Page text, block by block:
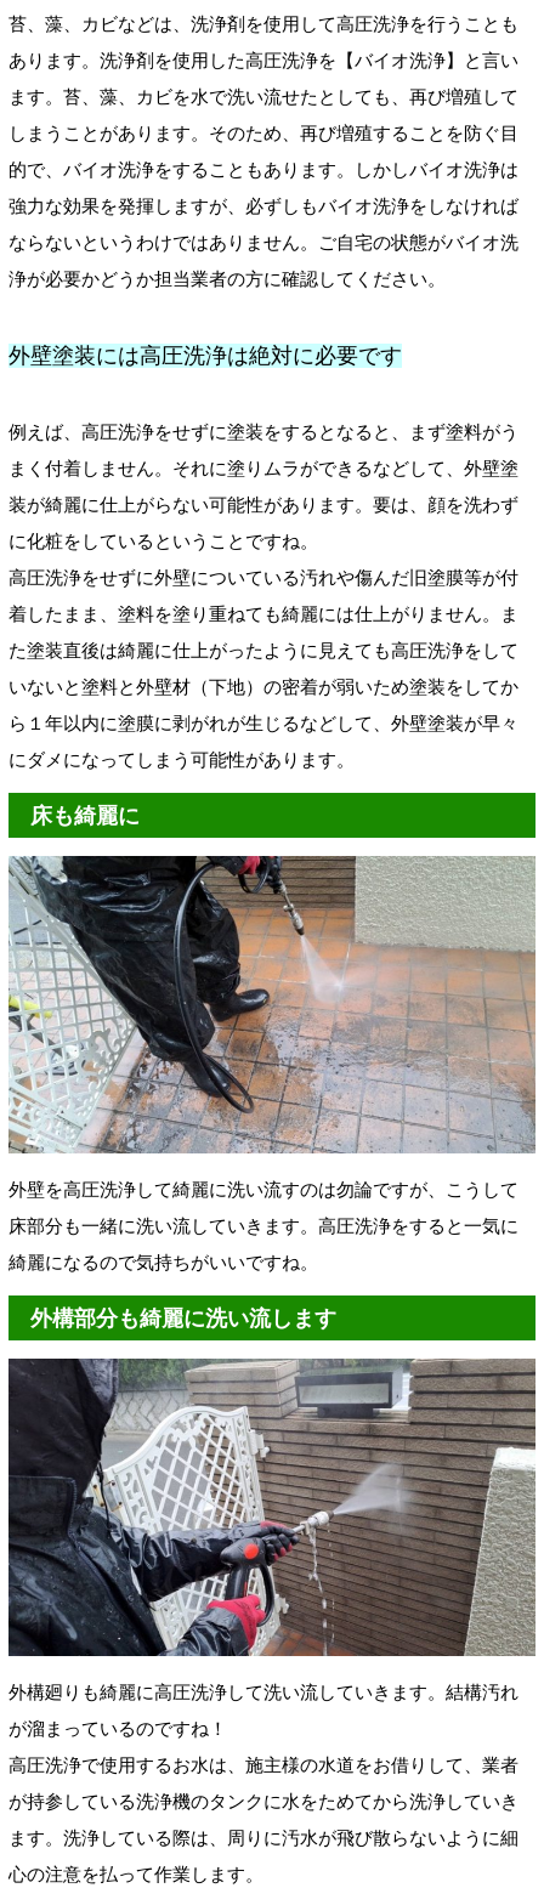
苔、藻、カビなどは、洗浄剤を使用して高圧洗浄を行うことも
あります。洗浄剤を使用した高圧洗浄を【バイオ洗浄】と言い
ます。苔、藻、カビを水で洗い流せたとしても、再び増殖して
しまうことがあります。そのため、再び増殖することを防ぐ目
的で、バイオ洗浄をすることもあります。しかしバイオ洗浄は
強力な効果を発揮しますが、必ずしもバイオ洗浄をしなければ
ならないというわけではありません。ご自宅の状態がバイオ洗
浄が必要かどうか担当業者の方に確認してください。
外壁塗装には高圧洗浄は絶対に必要です
例えば、高圧洗浄をせずに塗装をするとなると、まず塗料がう
まく付着しません。それに塗りムラができるなどして、外壁塗
装が綺麗に仕上がらない可能性があります。要は、顔を洗わず
に化粧をしているということですね。
高圧洗浄をせずに外壁についている汚れや傷んだ旧塗膜等が付
着したまま、塗料を塗り重ねても綺麗には仕上がりません。ま
た塗装直後は綺麗に仕上がったように見えても高圧洗浄をして
いないと塗料と外壁材（下地）の密着が弱いため塗装をしてか
ら１年以内に塗膜に剥がれが生じるなどして、外壁塗装が早々
にダメになってしまう可能性があります。
床も綺麗に
外壁を高圧洗浄して綺麗に洗い流すのは勿論ですが、こうして
床部分も一緒に洗い流していきます。高圧洗浄をすると一気に
綺麗になるので気持ちがいいですね。
外構部分も綺麗に洗い流します
外構廻りも綺麗に高圧洗浄して洗い流していきます。結構汚れ
が溜まっているのですね！
高圧洗浄で使用するお水は、施主様の水道をお借りして、業者
が持参している洗浄機のタンクに水をためてから洗浄していき
ます。洗浄している際は、周りに汚水が飛び散らないように細
心の注意を払って作業します。